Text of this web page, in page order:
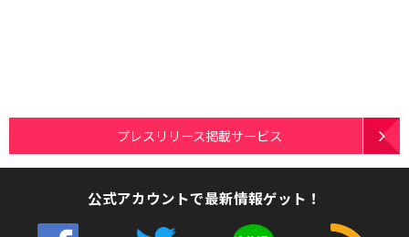
プレスリリース掲載サービス
公式アカウントで最新情報ゲット！